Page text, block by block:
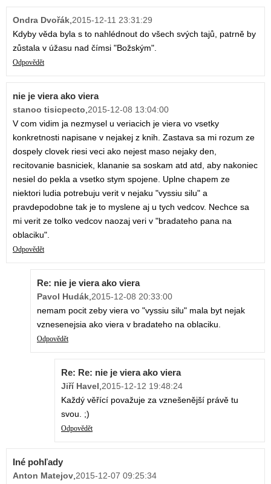
Ondra Dvořák,2015-12-11 23:31:29
Kdyby věda byla s to nahlédnout do všech svých tajů, patrně by
zůstala v úžasu nad čímsi "Božským".
Odpovědět
nie je viera ako viera
stanoo tisicpecto,2015-12-08 13:04:00
V com vidim ja nezmysel u veriacich je viera vo vsetky
konkretnosti napisane v nejakej z knih. Zastava sa mi rozum ze
dospely clovek riesi veci ako nejest maso nejaky den,
recitovanie basniciek, klananie sa soskam atd atd, aby nakoniec
nesiel do pekla a vsetko stym spojene. Uplne chapem ze
niektori ludia potrebuju verit v nejaku "vyssiu silu" a
pravdepodobne tak je to myslene aj u tych vedcov. Nechce sa
mi verit ze tolko vedcov naozaj veri v "bradateho pana na
oblaciku".
Odpovědět
Re: nie je viera ako viera
Pavol Hudák,2015-12-08 20:33:00
nemam pocit zeby viera vo "vyssiu silu" mala byt nejak
vznesenejsia ako viera v bradateho na oblaciku.
Odpovědět
Re: Re: nie je viera ako viera
Jiří Havel,2015-12-12 19:48:24
Každý věřící považuje za vznešenější právě tu
svou. ;)
Odpovědět
Iné pohľady
Anton Matejov,2015-12-07 09:25:34